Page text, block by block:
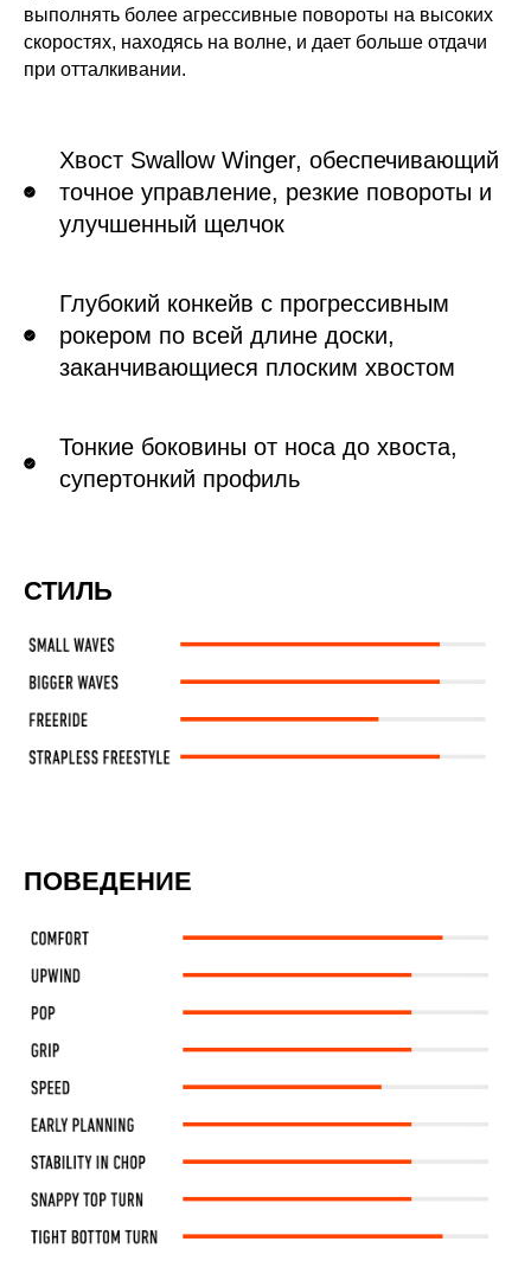
выполнять более агрессивные повороты на высоких
скоростях, находясь на волне, и дает больше отдачи
при отталкивании.
Хвост Swallow Winger, обеспечивающий
точное управление, резкие повороты и
улучшенный щелчок
Глубокий конкейв с прогрессивным
рокером по всей длине доски,
заканчивающиеся плоским хвостом
Тонкие боковины от носа до хвоста,
супертонкий профиль
СТИЛЬ
ПОВЕДЕНИЕ